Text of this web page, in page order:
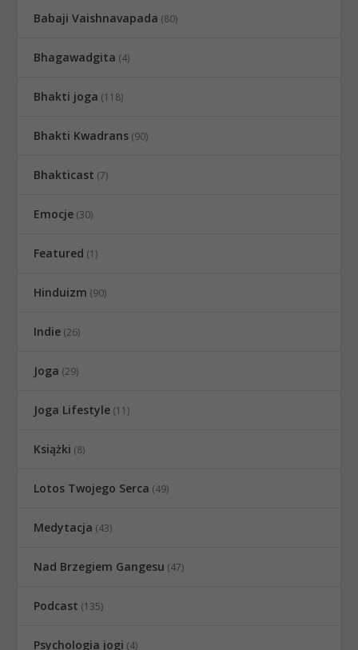
Babaji Vaishnavapada (80)
Bhagawadgita (4)
Bhakti joga (118)
Bhakti Kwadrans (90)
Bhakticast (7)
Emocje (30)
Featured (1)
Hinduizm (90)
Indie (26)
Joga (29)
Joga Lifestyle (11)
Książki (8)
Lotos Twojego Serca (49)
Medytacja (43)
Nad Brzegiem Gangesu (47)
Podcast (135)
Psychologia jogi (4)